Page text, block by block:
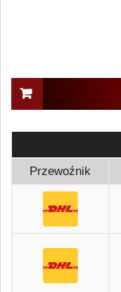
Przewoźnik